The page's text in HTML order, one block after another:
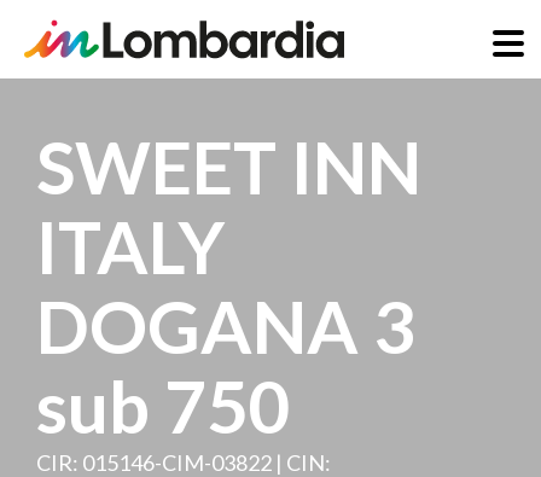
main
content
SWEET INN
ITALY
DOGANA 3
sub 750
CIR: 015146-CIM-03822 | CIN: